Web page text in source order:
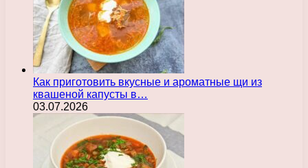
Как приготовить вкусные и ароматные щи из
квашеной капусты в…
03.07.2026